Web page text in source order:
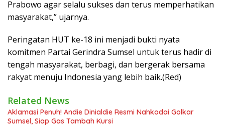
Prabowo agar selalu sukses dan terus memperhatikan
masyarakat,” ujarnya.
Peringatan HUT ke-18 ini menjadi bukti nyata
komitmen Partai Gerindra Sumsel untuk terus hadir di
tengah masyarakat, berbagi, dan bergerak bersama
rakyat menuju Indonesia yang lebih baik.(Red)
Related News
Aklamasi Penuh! Andie Dinialdie Resmi Nahkodai Golkar
Sumsel, Siap Gas Tambah Kursi